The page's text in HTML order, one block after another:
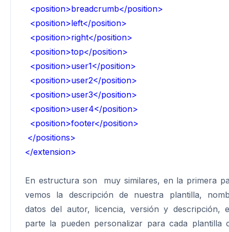
<position>breadcrumb</position>
<position>left</position>
<position>right</position>
<position>top</position>
<position>user1</position>
<position>user2</position>
<position>user3</position>
<position>user4</position>
<position>footer</position>
</positions>
</extension>
En estructura son muy similares, en la primera
vemos la descripción de nuestra plantilla,
datos del autor, licencia, versión y descripción,
parte la pueden personalizar para cada plantilla